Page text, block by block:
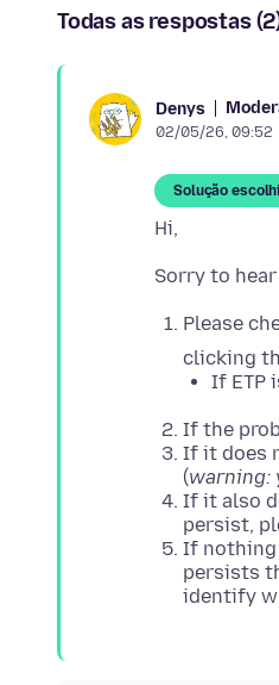
Todas as respostas
Denys
02/05/26, 09:52
Solução
Please
clicking
If ETP
If the
If it does
(warning:
If it also
persist,
If nothing
persists
identify